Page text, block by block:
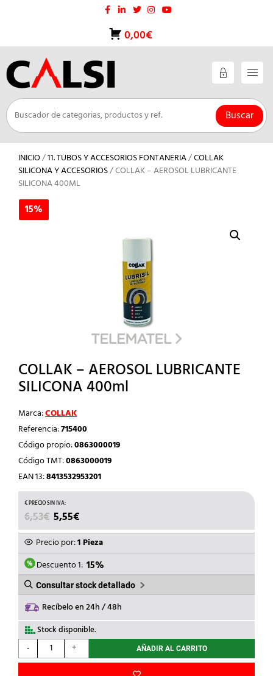
0,00€
Buscar
INICIO/11. TUBOS Y ACCESORIOS FONTANERIA/COLLAK
SILICONA Y ACCESORIOS/ COLLAK – AEROSOL LUBRICANTE
SILICONA 400ML
15%
COLLAK – AEROSOL LUBRICANTE
SILICONA 400ml
Marca:COLLAK
Referencia:715400
Código propio:0863000019
Código TMT:0863000019
EAN 13:8413532953201
6,53€ EL
PRECIO
ORIGINAL
ERA:
6,53€.
5,55€
PRECIO
ACTUAL
ES:
5,55€.
Precio por:1 Pieza
Descuento 1: 15%
Consultar stock detallado
Recíbelo en 24h / 48h
Stock disponible.
-
COLLAK
-
+ AÑADIR AL CARRITO
15%